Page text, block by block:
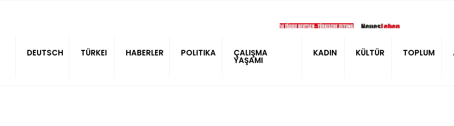
DEUTSCH TÜRKEI HABERLER POLITIKA ÇALIŞMA
YAŞAMI
KADIN KÜLTÜR TOPLUM